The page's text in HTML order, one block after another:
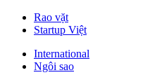
Rao vặt
Startup Việt
International
Ngôi sao